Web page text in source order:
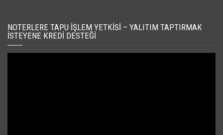
NOTERLERE TAPU İŞLEM YETKISI – YALITIM TAPTIRMAK
İSTEYENE KREDI DESTEĞI